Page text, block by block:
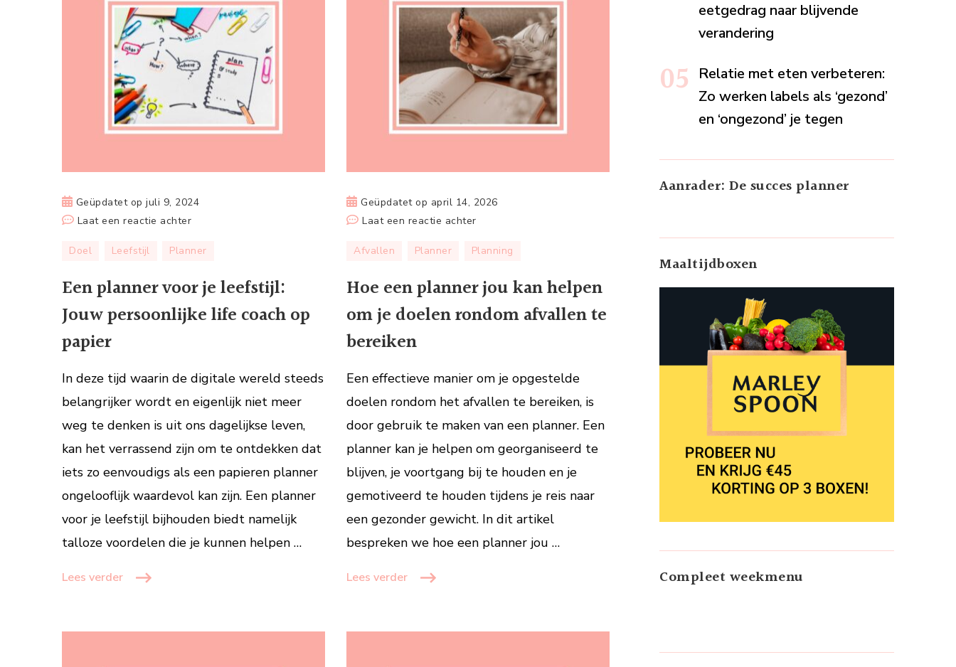
Geüpdatet opjuli 9, 2024
Laat een reactie achterop
planner
je
leefstijl:
coach
op
papier
Doel Leefstijl Planner
Een planner voor je leefstijl:
Jouw persoonlijke life coach op
papier
In deze tijd waarin de digitale wereld steeds
belangrijker wordt en eigenlijk niet meer
weg te denken is uit ons dagelijkse leven,
kan het verrassend zijn om te ontdekken dat
iets zo eenvoudigs als een papieren planner
ongelooflijk waardevol kan zijn. Een planner
voor je leefstijl bijhouden biedt namelijk
talloze voordelen die je kunnen helpen …
Lees verder
Geüpdatet op april 14, 2026
Laat een reactie achterop
een
jou
kan
doelen
rondom
afvallen
Afvallen Planner Planning
Hoe een planner jou kan helpen
om je doelen rondom afvallen te
bereiken
Een effectieve manier om je opgestelde
doelen rondom het afvallen te bereiken, is
door gebruik te maken van een planner. Een
planner kan je helpen om georganiseerd te
blijven, je voortgang bij te houden en je
gemotiveerd te houden tijdens je reis naar
een gezonder gewicht. In dit artikel
bespreken we hoe een planner jou …
Lees verder
eetgedrag naar blijvende
verandering
Relatie met eten verbeteren:
Zo werken labels als ‘gezond’
en ‘ongezond’ je tegen
Aanrader: De succes planner
Maaltijdboxen
Compleet weekmenu